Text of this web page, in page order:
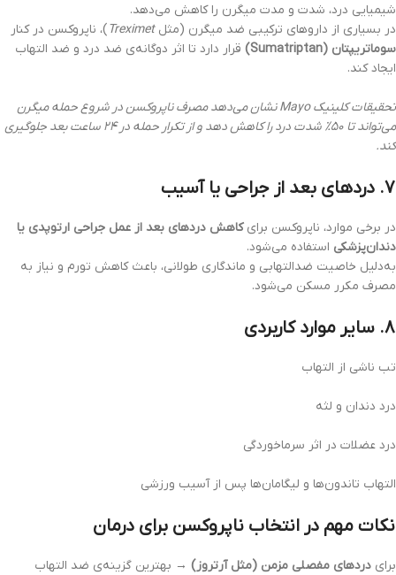
شیمیایی درد، شدت و مدت میگرن را کاهش می‌دهد.
در بسیاری از داروهای ترکیبی ضد میگرن (مثلTreximet)، ناپروکسن در کنار
سوماتریپتان (Sumatriptan)
قرار دارد تا اثر دوگانه‌ی ضد درد و ضد التهاب
ایجاد کند.
تحقیقات کلینیک Mayo نشان می‌دهد مصرف ناپروکسن در شروع حمله میگرن
می‌تواند تا ۵۰٪ شدت درد را کاهش دهد و از تکرار حمله در ۲۴ ساعت بعد جلوگیری
کند.
در برخی موارد، ناپروکسن برایکاهش دردهای بعد از عمل جراحی ارتوپدی یا
دندان‌پزشکی استفاده می‌شود.
به‌دلیل خاصیت ضدالتهابی و ماندگاری طولانی، باعث کاهش تورم و نیاز به
مصرف مکرر مسکن می‌شود.
تب ناشی از التهاب
درد دندان و لثه
درد عضلات در اثر سرماخوردگی
التهاب تاندون‌ها و لیگامان‌ها پس از آسیب ورزشی
نکات مهم در انتخاب ناپروکسن برای درمان
برای دردهای مفصلی مزمن (مثل آرتروز) → بهترین گزینه‌ی ضد التهاب